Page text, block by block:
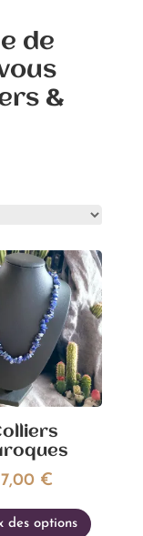
de
&
€
des options